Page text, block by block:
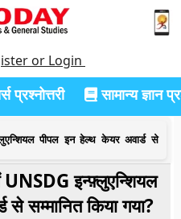
or Login
सामान्य ज्ञान
पीपल इन हेल्थ केयर अवार्ड से
UNSDG इन्फ़्लुएन्शियल
सम्मानित किया गया?